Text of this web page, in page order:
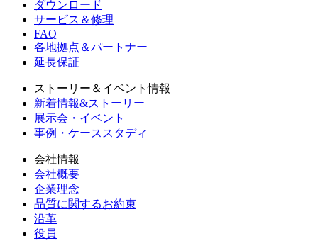
ダウンロード
サービス＆修理
FAQ
各地拠点＆パートナー
延長保証
ストーリー＆イベント情報
新着情報&ストーリー
展示会・イベント
事例・ケーススタディ
会社情報
会社概要
企業理念
品質に関するお約束
沿革
役員